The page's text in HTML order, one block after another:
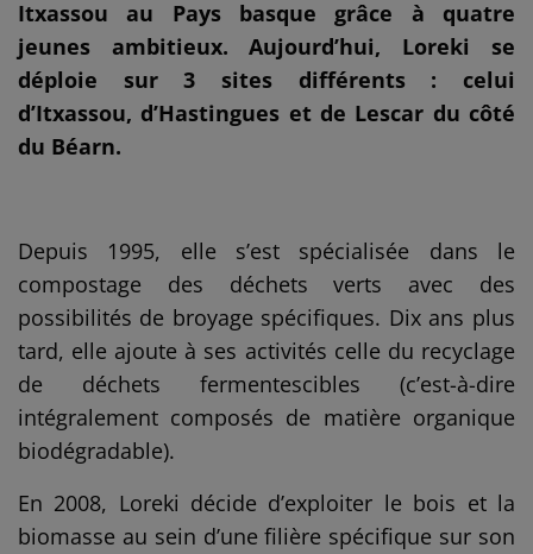
Itxassou au Pays basque grâce à quatre
jeunes ambitieux. Aujourd’hui, Loreki se
déploie sur 3 sites différents : celui
d’Itxassou, d’Hastingues et de Lescar du côté
du Béarn.
Depuis 1995, elle s’est spécialisée dans le
compostage des déchets verts avec des
possibilités de broyage spécifiques. Dix ans plus
tard, elle ajoute à ses activités celle du recyclage
de déchets fermentescibles (c’est-à-dire
intégralement composés de matière organique
biodégradable).
En 2008, Loreki décide d’exploiter le bois et la
biomasse au sein d’une filière spécifique sur son